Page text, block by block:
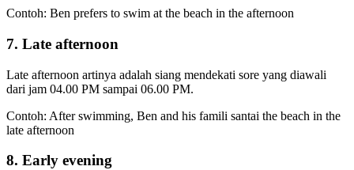
Contoh: Ben prefers to swim at the beach in the afternoon
7. Late afternoon
Late afternoon artinya adalah siang mendekati sore yang diawali
dari jam 04.00 PM sampai 06.00 PM.
Contoh: After swimming, Ben and his famili santai the beach in the
late afternoon
8. Early evening